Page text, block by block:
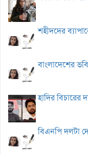
শহীদদের
বাংলাদেশের
হাদির বিচারের
বিএনপি দলটা